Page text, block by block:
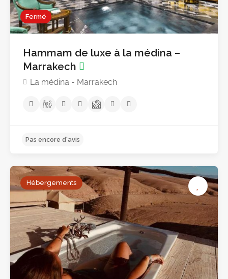
Pas encore d'avis
Fermé
Hammam de luxe à la médina –
Marrakech
La médina - Marrakech
Hébergements